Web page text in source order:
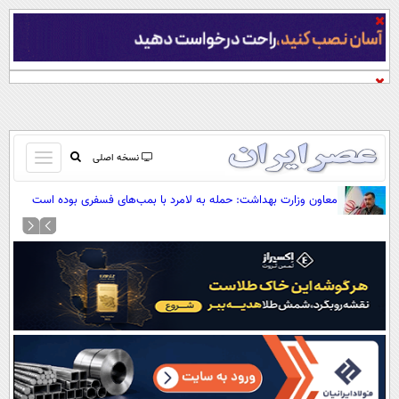
نسخه اصلی
باز
و
بسته
کردن
صفحه اول
آرشیو
نظرسنجی
آب و هوا
اوقات شرعی
سواد زندگی
معاون وزارت بهداشت: حمله به لامرد با بمب‌های فسفری بوده است